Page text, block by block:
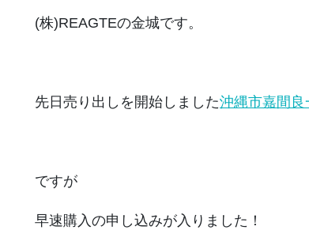
(株)REAGTEの金城です。
先日売り出しを開始しました沖縄市嘉間
ですが
早速購入の申し込みが入りました！